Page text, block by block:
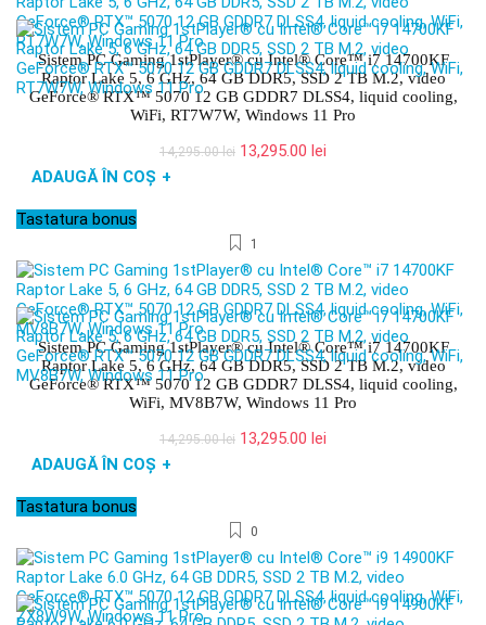
Sistem PC Gaming 1stPlayer® cu Intel® Core™ i7 14700KF
Raptor Lake 5, 6 GHz, 64 GB DDR5, SSD 2 TB M.2, video
GeForce® RTX™ 5070 12 GB GDDR7 DLSS4, liquid cooling,
WiFi, RT7W7W, Windows 11 Pro
14,295.00lei Prețul
13,295.00 lei
ADAUGĂ ÎN COȘ +
Tastatura bonus
1
Sistem PC Gaming 1stPlayer® cu Intel® Core™ i7 14700KF
Raptor Lake 5, 6 GHz, 64 GB DDR5, SSD 2 TB M.2, video
GeForce® RTX™ 5070 12 GB GDDR7 DLSS4, liquid cooling,
WiFi, MV8B7W, Windows 11 Pro
14,295.00lei Prețul
13,295.00 lei
ADAUGĂ ÎN COȘ +
Tastatura bonus
0